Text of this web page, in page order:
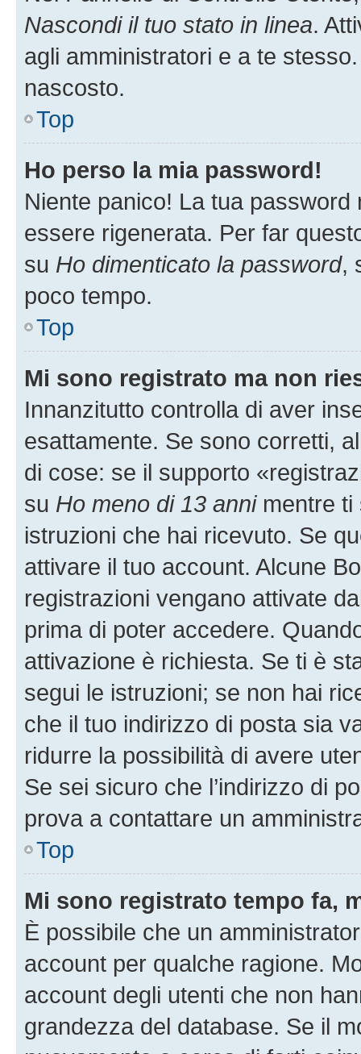
Nascondi il tuo stato in linea.
agli amministratori e a te
nascosto.
Top
Ho perso la mia password!
Niente panico! La tua
essere rigenerata. Per far
su Ho dimenticato la password,
poco tempo.
Top
Mi sono registrato ma non
Innanzitutto controlla di aver
esattamente. Se sono corretti,
di cose: se il supporto
su Ho meno di 13 annimentre ti
istruzioni che hai ricevuto. Se
attivare il tuo account. Alcune
registrazioni vengano attivate
prima di poter accedere.
attivazione è richiesta. Se ti è
segui le istruzioni; se non hai
che il tuo indirizzo di posta sia
ridurre la possibilità di avere
Se sei sicuro che l’indirizzo di
prova a contattare un
Top
Mi sono registrato tempo fa,
È possibile che un
account per qualche ragione.
account degli utenti che non
grandezza del database. Se il